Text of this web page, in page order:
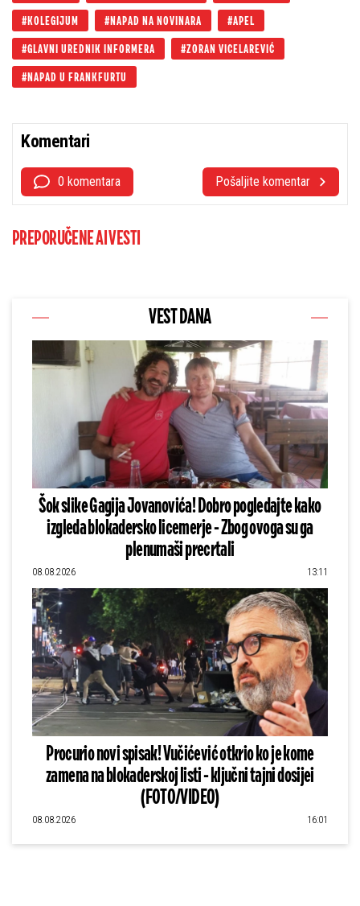
KOLEGIJUM NAPAD NA NOVINARA APEL
GLAVNI UREDNIK INFORMERA ZORAN VICELAREVIĆ
NAPAD U FRANKFURTU
Komentari
0 komentara Pošaljite komentar
PREPORUČENE AI VESTI
VEST DANA
Šok slike Gagija Jovanovića! Dobro pogledajte kako
izgleda blokadersko licemerje - Zbog ovoga su ga
plenumaši precrtali
08.08.2026 13:11
Procurio novi spisak! Vučićević otkrio ko je kome
zamena na blokaderskoj listi - ključni tajni dosijei
(FOTO/VIDEO)
08.08.2026 16:01